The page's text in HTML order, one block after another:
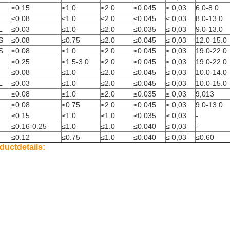
≤0.15
≤1.0 ≤2.0 ≤0.045 ≤ 0,03
6.0-8.0
≤0.08
≤1.0 ≤2.0 ≤0.045 ≤ 0,03
8.0-13.0
≤0.03 ≤1.0 ≤2.0 ≤0.035 ≤ 0,03
9.0-13.0
≤0.08 ≤0.75 ≤2.0 ≤0.045 ≤ 0,03
12.0-15.0
≤0.08 ≤1.0 ≤2.0 ≤0.045 ≤ 0,03
19.0-22.0
≤0.25
≤1.5-3.0 ≤2.0 ≤0.045 ≤ 0,03
19.0-22.0
≤0.08
≤1.0 ≤2.0 ≤0.045 ≤ 0,03
10.0-14.0
≤0.03 ≤1.0 ≤2.0 ≤0.045 ≤ 0,03
10.0-15.0
≤0.08
≤1.0 ≤2.0 ≤0.035 ≤ 0,03
9,013
≤0.08
≤0.75 ≤2.0 ≤0.045 ≤ 0,03
9.0-13.0
≤0.15
≤1.0 ≤1.0 ≤0.035 ≤ 0,03
-
≤0.16-0.25
≤1.0 ≤1.0 ≤0.040 ≤ 0,03
-
≤0.12
≤0.75 ≤1.0 ≤0.040 ≤ 0,03 ≤0.60